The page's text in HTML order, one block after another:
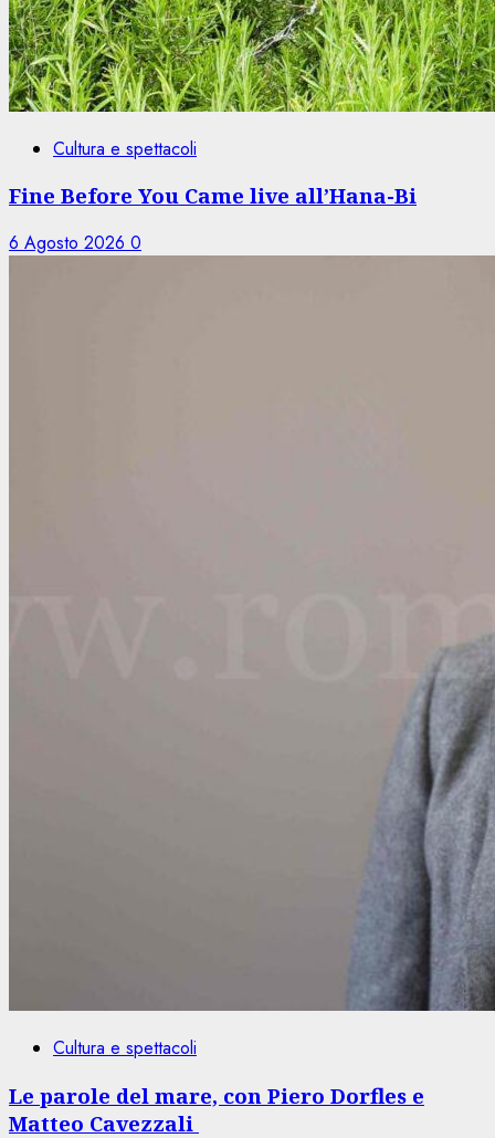
Cultura e spettacoli
Fine Before You Came live all’Hana-Bi
6 Agosto 2026 0
Cultura e spettacoli
Le parole del mare, con Piero Dorfles e
Matteo Cavezzali